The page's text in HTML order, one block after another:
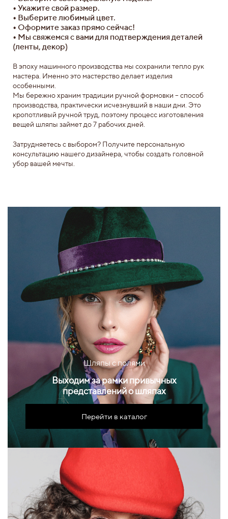
• Укажите свой размер.
• Выберите любимый цвет.
• Оформите заказ прямо сейчас!
• Мы свяжемся с вами для подтверждения деталей
(ленты, декор)
В эпоху машинного производства мы сохранили тепло рук
мастера. Именно это мастерство делает изделия
особенными.
Мы бережно храним традиции ручной формовки – способ
производства, практически исчезнувший в наши дни. Это
кропотливый ручной труд, поэтому процесс изготовления
вещей шляпы займет до 7 рабочих дней.
Затрудняетесь с выбором? Получите персональную
консультацию нашего дизайнера, чтобы создать головной
убор вашей мечты.
Шляпы с полями
Выходим за рамки привычных
представлений о шляпах
Перейти в каталог